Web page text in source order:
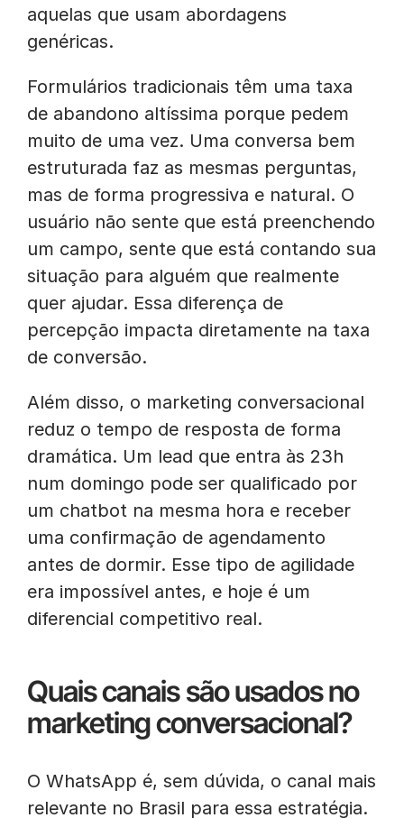
aquelas que usam abordagens
genéricas.
Formulários tradicionais têm uma taxa
de abandono altíssima porque pedem
muito de uma vez. Uma conversa bem
estruturada faz as mesmas perguntas,
mas de forma progressiva e natural. O
usuário não sente que está preenchendo
um campo, sente que está contando sua
situação para alguém que realmente
quer ajudar. Essa diferença de
percepção impacta diretamente na taxa
de conversão.
Além disso, o marketing conversacional
reduz o tempo de resposta de forma
dramática. Um lead que entra às 23h
num domingo pode ser qualificado por
um chatbot na mesma hora e receber
uma confirmação de agendamento
antes de dormir. Esse tipo de agilidade
era impossível antes, e hoje é um
diferencial competitivo real.
Quais canais são usados no
marketing conversacional?
O WhatsApp é, sem dúvida, o canal mais
relevante no Brasil para essa estratégia.